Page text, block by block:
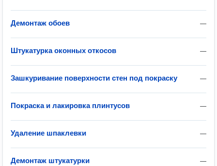
—
Демонтаж обоев
—
Штукатурка оконных откосов
—
Зашкуривание поверхности стен под покраску
—
Покраска и лакировка плинтусов
—
Удаление шпаклевки
—
Демонтаж штукатурки